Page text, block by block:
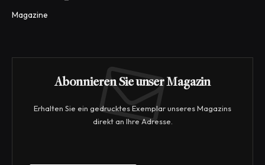
Magazine
Abonnieren Sie unser Magazin
Erhalten Sie ein gedrucktes Exemplar unseres Magazins
direkt an Ihre Adresse.